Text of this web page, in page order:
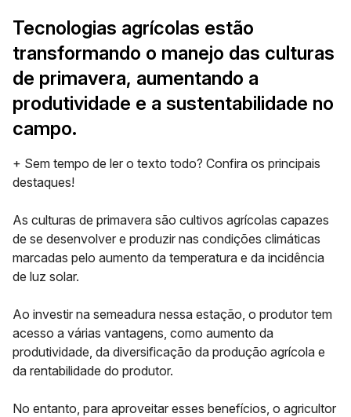
Tecnologias agrícolas estão
transformando o manejo das culturas
de primavera, aumentando a
produtividade e a sustentabilidade no
campo.
+ Sem tempo de ler o texto todo? Confira os principais
destaques!
As culturas de primavera são cultivos agrícolas capazes
de se desenvolver e produzir nas condições climáticas
marcadas pelo aumento da temperatura e da incidência
de luz solar.
Ao investir na semeadura nessa estação, o produtor tem
acesso a várias vantagens, como aumento da
produtividade , da diversificação da produção agrícola e
da rentabilidade do produtor.
No entanto, para aproveitar esses benefícios, o agricultor